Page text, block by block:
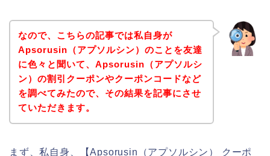
なので、こちらの記事では私自身が
Apsorusin（アプソルシン）のことを友達
に色々と聞いて、Apsorusin（アプソルシ
ン）の割引クーポンやクーポンコードなど
を調べてみたので、その結果を記事にさせ
ていただきます。
まず、私自身、【Apsorusin（アプソルシン） クーポ